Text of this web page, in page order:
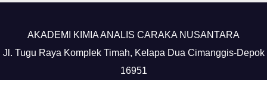
AKADEMI KIMIA ANALIS CARAKA NUSANTARA
Jl. Tugu Raya Komplek Timah, Kelapa Dua Cimanggis-Depok
16951